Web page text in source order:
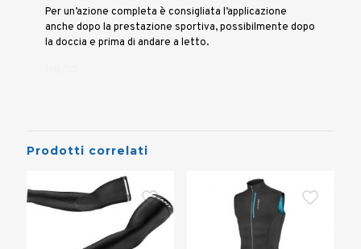
Per un’azione completa è consigliata l’applicazione
anche dopo la prestazione sportiva, possibilmente dopo
la doccia e prima di andare a letto.
Prodotti correlati